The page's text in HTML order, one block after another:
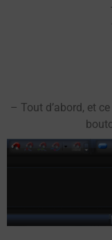
– Tout d’abord, et